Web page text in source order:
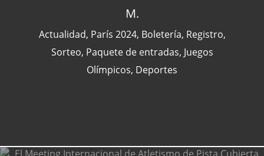
M.
Actualidad, París 2024, Boletería, Registro,
Sorteo, Paquete de entradas, Juegos
Olímpicos, Deportes